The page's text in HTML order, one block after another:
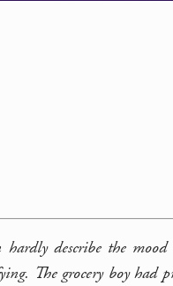
hardly describe the
The grocery boy had